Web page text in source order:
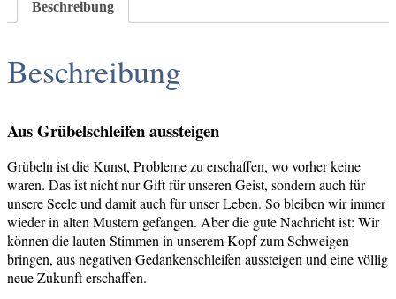
Beschreibung
Beschreibung
Aus Grübelschleifen aussteigen
Grübeln ist die Kunst, Probleme zu erschaffen, wo vorher keine
waren. Das ist nicht nur Gift für unseren Geist, sondern auch für
unsere Seele und damit auch für unser Leben. So bleiben wir immer
wieder in alten Mustern gefangen. Aber die gute Nachricht ist: Wir
können die lauten Stimmen in unserem Kopf zum Schweigen
bringen, aus negativen Gedankenschleifen aussteigen und eine völlig
neue Zukunft erschaffen.